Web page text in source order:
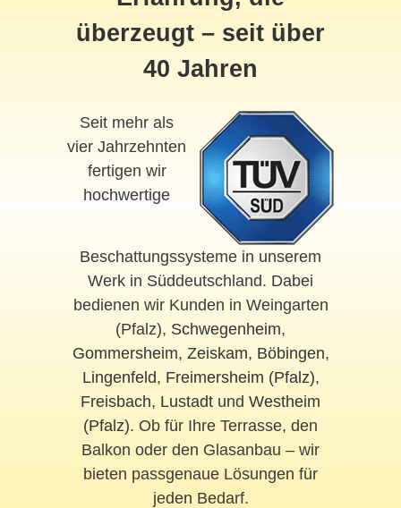
überzeugt – seit über
40 Jahren
Seit mehr als
vier Jahrzehnten
fertigen wir
hochwertige
Beschattungssysteme in unserem
Werk in Süddeutschland. Dabei
bedienen wir Kunden in Weingarten
(Pfalz), Schwegenheim,
Gommersheim, Zeiskam, Böbingen,
Lingenfeld, Freimersheim (Pfalz),
Freisbach, Lustadt und Westheim
(Pfalz). Ob für Ihre Terrasse, den
Balkon oder den Glasanbau – wir
bieten passgenaue Lösungen für
jeden Bedarf.